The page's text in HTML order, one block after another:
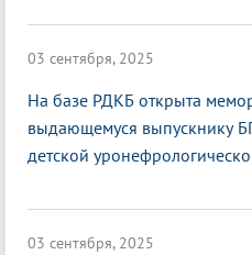
03 сентября, 2025
На базе РДКБ открыта
выдающемуся выпускнику
детской
03 сентября, 2025